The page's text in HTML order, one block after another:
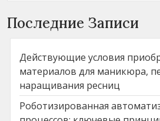
Последние Записи
Действующие условия
материалов для маникюра,
наращивания ресниц
Роботизированная